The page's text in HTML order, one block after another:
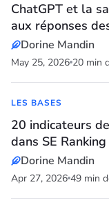
ChatGPT et la
aux réponses
Dorine Mandin
May 25, 2026 20 min
LES BASES
20 indicateurs
dans SE Ranking
Dorine Mandin
Apr 27, 2026 49 min